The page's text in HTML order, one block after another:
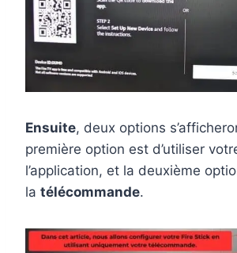
Ensuite, deux options
première option est d’utiliser
l’application, et la deuxième
la télécommande.